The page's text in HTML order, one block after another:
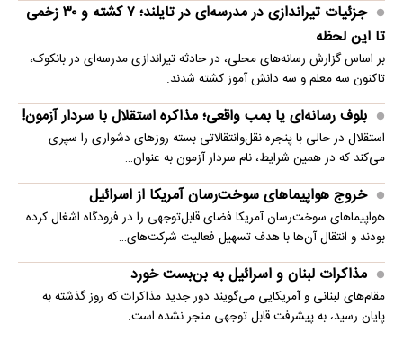
جزئیات تیراندازی در مدرسه‌ای در تایلند؛ ۷ کشته و ۳۰ زخمی
تا این لحظه
بر اساس گزارش رسانه‌های محلی، در حادثه تیراندازی مدرسه‌ای در بانکوک،
تاکنون سه معلم و سه دانش آموز کشته شدند.
بلوف رسانه‌ای یا بمب واقعی؛ مذاکره استقلال با سردار آزمون!
استقلال در حالی با پنجره نقل‌وانتقالاتی بسته روزهای دشواری را سپری
می‌کند که در همین شرایط، نام سردار آزمون به عنوان…
خروج هواپیماهای سوخت‌رسان آمریکا از اسرائیل
هواپیماهای سوخت‌رسان آمریکا فضای قابل‌توجهی را در فرودگاه اشغال کرده
بودند و انتقال آن‌ها با هدف تسهیل فعالیت شرکت‌های…
مذاکرات لبنان و اسرائیل به بن‌بست خورد
مقام‌های لبنانی و آمریکایی می‌گویند دور جدید مذاکرات که روز گذشته به
پایان رسید، به پیشرفت قابل توجهی منجر نشده است.